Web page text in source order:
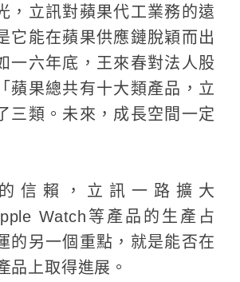
，立訊對蘋果代工業務的遠
它能在蘋果供應鏈脫穎而出
一六年底，王來春對法人股
蘋果總共有十大類產品，立
三類。未來，成長空間一定
信賴，立訊一路擴大
Watch等產品的生產占
的另一個重點，就是能否在
品上取得進展。